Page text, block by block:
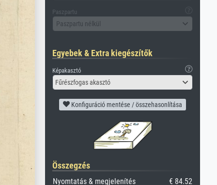
Paszpartu
Paszpartu nélkül
Egyebek & Extra kiegészítők
Képakasztó
Fűrészfogas akasztó
Konfiguráció mentése / összehasonlítása
Összegzés
Nyomtatás & megjelenítés € 84.52